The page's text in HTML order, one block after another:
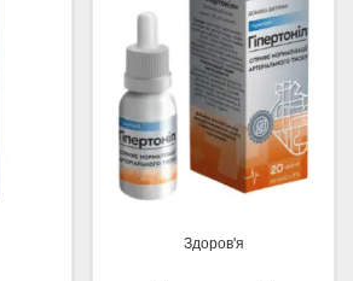
Здоров'я